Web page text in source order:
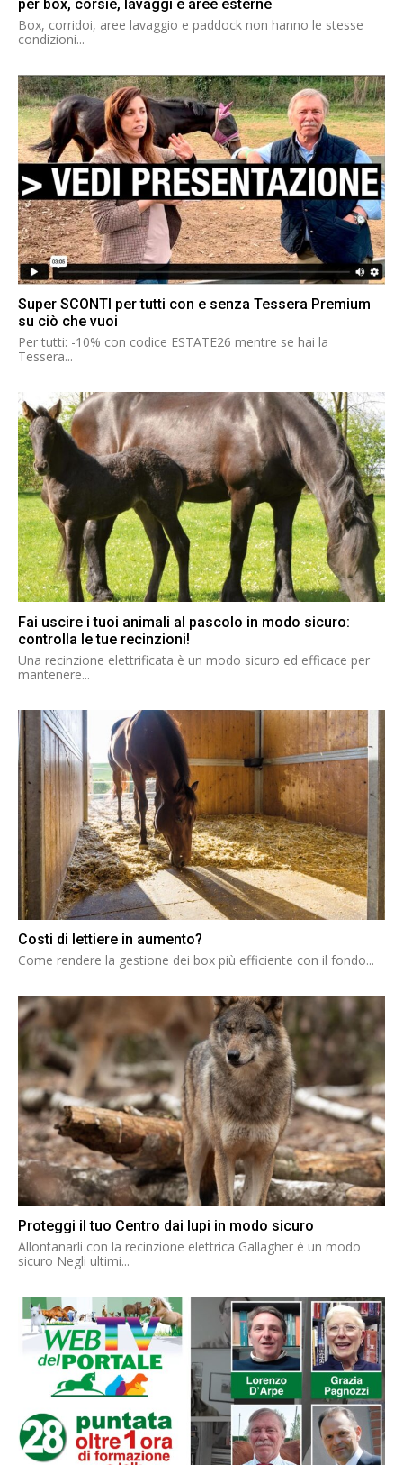
per box, corsie, lavaggi e aree esterne
Box, corridoi, aree lavaggio e paddock non hanno le stesse
condizioni...
Super SCONTI per tutti con e senza Tessera Premium
su ciò che vuoi
Per tutti: -10% con codice ESTATE26 mentre se hai la
Tessera...
Fai uscire i tuoi animali al pascolo in modo sicuro:
controlla le tue recinzioni!
Una recinzione elettrificata è un modo sicuro ed efficace per
mantenere...
Costi di lettiere in aumento?
Come rendere la gestione dei box più efficiente con il fondo...
Proteggi il tuo Centro dai lupi in modo sicuro
Allontanarli con la recinzione elettrica Gallagher è un modo
sicuro Negli ultimi...